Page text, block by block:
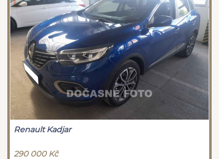
Renault Kadjar
290 000 Kč